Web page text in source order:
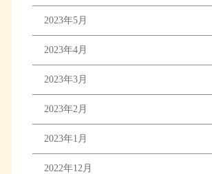
2023年5月
2023年4月
2023年3月
2023年2月
2023年1月
2022年12月